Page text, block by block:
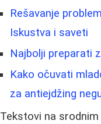
Rešavanje
Iskustva i saveti
Najbolji preparati
Kako očuvati
za antiejdžing
Tekstovi na